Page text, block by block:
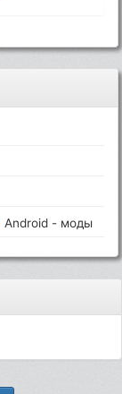
Android - моды